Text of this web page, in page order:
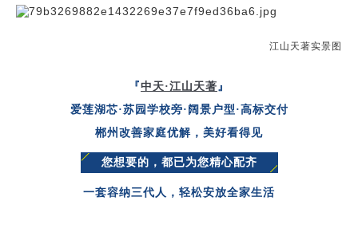
江山天著实景图
『中天·江山天著』
爱莲湖芯·苏园学校旁·阔景户型·高标交付
郴州改善家庭优解，美好看得见
您想要的，都已为您精心配齐
一套容纳三代人， 轻松安放全家生活